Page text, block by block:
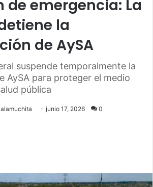
de emergencia: La
la
de AySA
suspende temporalmente la
AySA para proteger el medio
pública
junio 17, 2026 0